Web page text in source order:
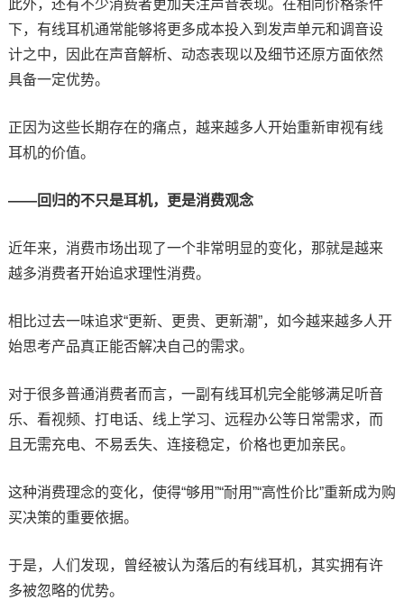
此外，还有不少消费者更加关注声音表现。在相同价格条件
下，有线耳机通常能够将更多成本投入到发声单元和调音设
计之中，因此在声音解析、动态表现以及细节还原方面依然
具备一定优势。
正因为这些长期存在的痛点，越来越多人开始重新审视有线
耳机的价值。
——回归的不只是耳机，更是消费观念
近年来，消费市场出现了一个非常明显的变化，那就是越来
越多消费者开始追求理性消费。
相比过去一味追求“更新、更贵、更新潮”，如今越来越多人开
始思考产品真正能否解决自己的需求。
对于很多普通消费者而言，一副有线耳机完全能够满足听音
乐、看视频、打电话、线上学习、远程办公等日常需求，而
且无需充电、不易丢失、连接稳定，价格也更加亲民。
这种消费理念的变化，使得“够用”“耐用”“高性价比”重新成为购
买决策的重要依据。
于是，人们发现，曾经被认为落后的有线耳机，其实拥有许
多被忽略的优势。